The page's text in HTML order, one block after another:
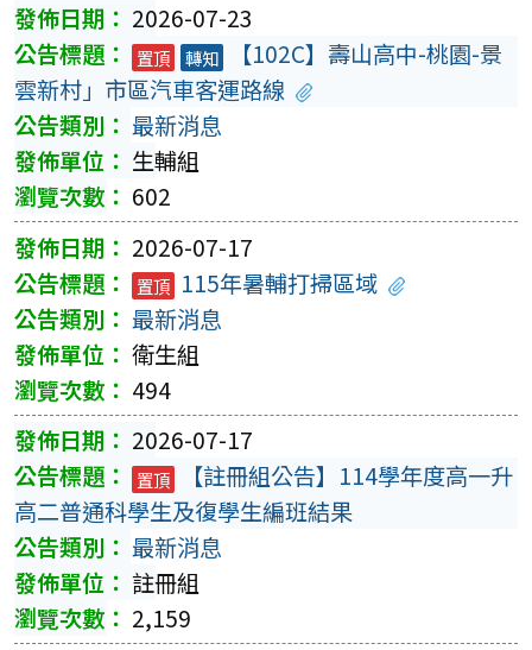
2026-07-23
置頂 轉知
【102C】壽山高中-桃園-景
雲新村」市區汽車客運路線
最新消息
生輔組
602
2026-07-17
置頂 115年暑輔打掃區域
最新消息
衛生組
494
2026-07-17
置頂
【註冊組公告】114學年度高一升
高二普通科學生及復學生編班結果
最新消息
註冊組
2,159